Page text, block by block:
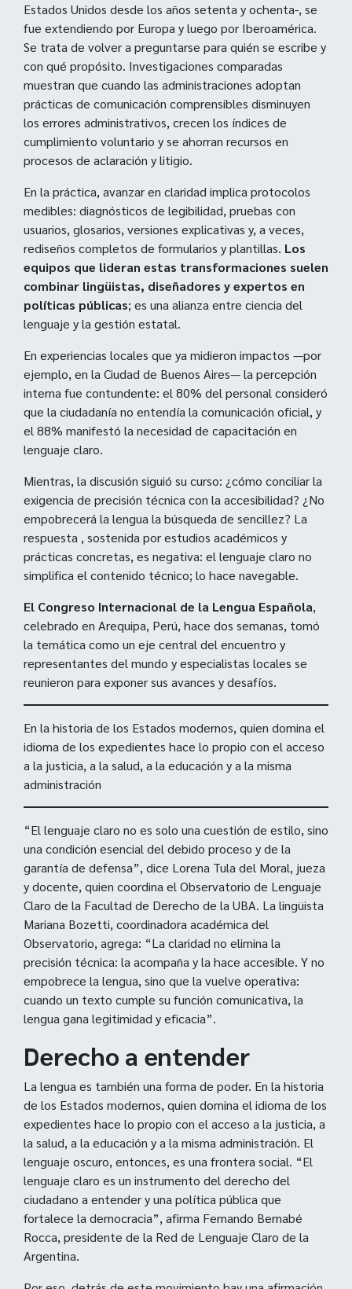
Estados Unidos desde los años setenta y ochenta-, se
fue extendiendo por Europa y luego por Iberoamérica.
Se trata de volver a preguntarse para quién se escribe y
con qué propósito. Investigaciones comparadas
muestran que cuando las administraciones adoptan
prácticas de comunicación comprensibles disminuyen
los errores administrativos, crecen los índices de
cumplimiento voluntario y se ahorran recursos en
procesos de aclaración y litigio.
En la práctica, avanzar en claridad implica protocolos
medibles: diagnósticos de legibilidad, pruebas con
usuarios, glosarios, versiones explicativas y, a veces,
rediseños completos de formularios y plantillas. Los
equipos que lideran estas transformaciones suelen
combinar lingüistas, diseñadores y expertos en
políticas públicas; es una alianza entre ciencia del
lenguaje y la gestión estatal.
En experiencias locales que ya midieron impactos —por
ejemplo, en la Ciudad de Buenos Aires— la percepción
interna fue contundente: el 80% del personal consideró
que la ciudadanía no entendía la comunicación oficial, y
el 88% manifestó la necesidad de capacitación en
lenguaje claro.
Mientras, la discusión siguió su curso: ¿cómo conciliar la
exigencia de precisión técnica con la accesibilidad? ¿No
empobrecerá la lengua la búsqueda de sencillez? La
respuesta , sostenida por estudios académicos y
prácticas concretas, es negativa: el lenguaje claro no
simplifica el contenido técnico; lo hace navegable.
El Congreso Internacional de la Lengua Española,
celebrado en Arequipa, Perú, hace dos semanas, tomó
la temática como un eje central del encuentro y
representantes del mundo y especialistas locales se
reunieron para exponer sus avances y desafíos.
En la historia de los Estados modernos, quien domina el
idioma de los expedientes hace lo propio con el acceso
a la justicia, a la salud, a la educación y a la misma
administración
“El lenguaje claro no es solo una cuestión de estilo, sino
una condición esencial del debido proceso y de la
garantía de defensa”, dice Lorena Tula del Moral, jueza
y docente, quien coordina el Observatorio de Lenguaje
Claro de la Facultad de Derecho de la UBA. La lingüista
Mariana Bozetti, coordinadora académica del
Observatorio, agrega: “La claridad no elimina la
precisión técnica: la acompaña y la hace accesible. Y no
empobrece la lengua, sino que la vuelve operativa:
cuando un texto cumple su función comunicativa, la
lengua gana legitimidad y eficacia”.
Derecho a entender
La lengua es también una forma de poder. En la historia
de los Estados modernos, quien domina el idioma de los
expedientes hace lo propio con el acceso a la justicia, a
la salud, a la educación y a la misma administración. El
lenguaje oscuro, entonces, es una frontera social. “El
lenguaje claro es un instrumento del derecho del
ciudadano a entender y una política pública que
fortalece la democracia”, afirma Fernando Bernabé
Rocca, presidente de la Red de Lenguaje Claro de la
Argentina.